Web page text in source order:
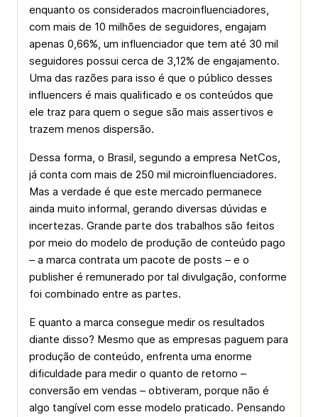
enquanto os considerados macroinfluenciadores,
com mais de 10 milhões de seguidores, engajam
apenas 0,66%, um influenciador que tem até 30 mil
seguidores possui cerca de 3,12% de engajamento.
Uma das razões para isso é que o público desses
influencers é mais qualificado e os conteúdos que
ele traz para quem o segue são mais assertivos e
trazem menos dispersão.
Dessa forma, o Brasil, segundo a empresa NetCos,
já conta com mais de 250 mil microinfluenciadores.
Mas a verdade é que este mercado permanece
ainda muito informal, gerando diversas dúvidas e
incertezas. Grande parte dos trabalhos são feitos
por meio do modelo de produção de conteúdo pago
– a marca contrata um pacote de posts – e o
publisher é remunerado por tal divulgação, conforme
foi combinado entre as partes.
E quanto a marca consegue medir os resultados
diante disso? Mesmo que as empresas paguem para
produção de conteúdo, enfrenta uma enorme
dificuldade para medir o quanto de retorno –
conversão em vendas – obtiveram, porque não é
algo tangível com esse modelo praticado. Pensando